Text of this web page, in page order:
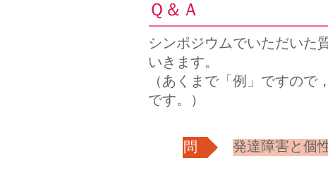
​Ｑ＆Ａ
シンポジウムでいただいた
いきます。
（あくまで「例」ですの
です。）
質問 発達障害と個